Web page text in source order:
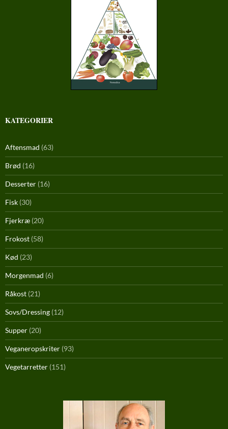
KATEGORIER
Aftensmad (63)
Brød (16)
Desserter (16)
Fisk (30)
Fjerkræ (20)
Frokost (58)
Kød (23)
Morgenmad (6)
Råkost (21)
Sovs/Dressing (12)
Supper (20)
Veganeropskriter (93)
Vegetarretter (151)